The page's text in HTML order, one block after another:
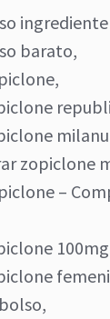
ingrediente
barato,
zopiclone
–
100mg